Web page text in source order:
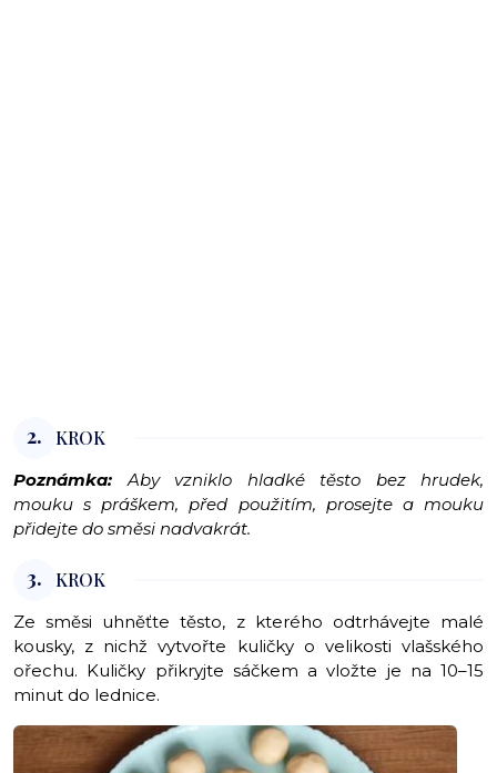
2. KROK
Poznámka: Aby vzniklo hladké těsto bez hrudek,
mouku s práškem, před použitím, prosejte a mouku
přidejte do směsi nadvakrát.
3. KROK
Ze směsi uhněťte těsto, z kterého odtrhávejte malé
kousky, z nichž vytvořte kuličky o velikosti vlašského
ořechu. Kuličky přikryjte sáčkem a vložte je na 10–15
minut do lednice.